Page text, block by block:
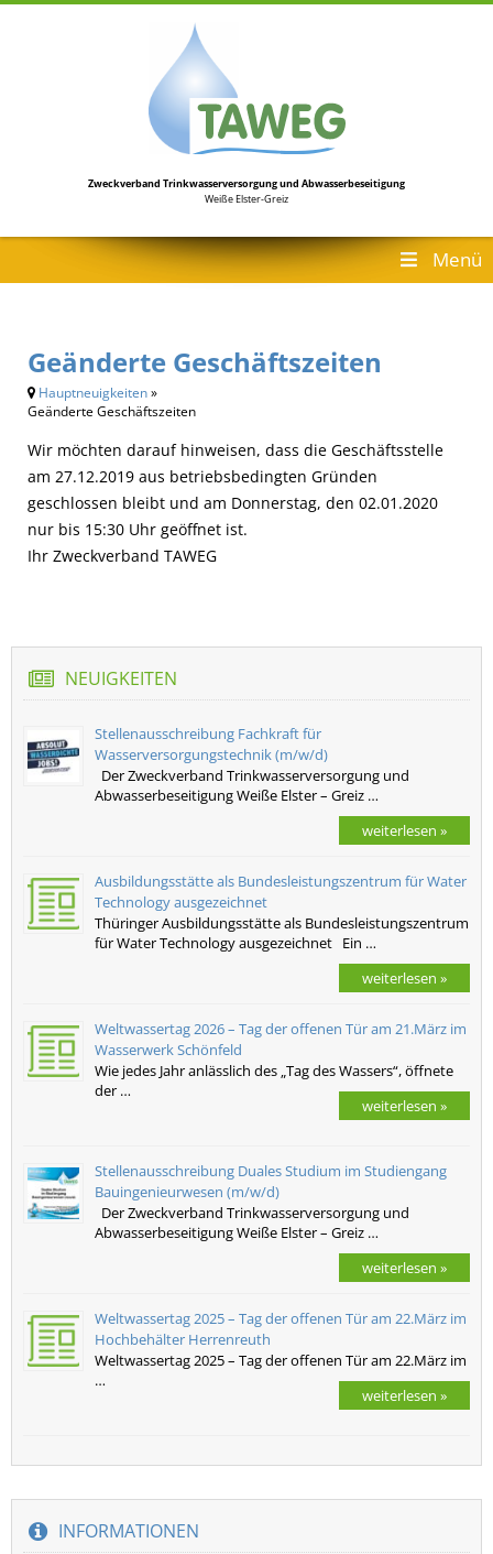
Zweckverband Trinkwasserversorgungund Abwasserbeseitigung
Weiße Elster-Greiz
Menü
Geänderte Geschäftszeiten
Hauptneuigkeiten»
Geänderte Geschäftszeiten
Wir möchten darauf hinweisen, dass die Geschäftsstelle
am 27.12.2019 aus betriebsbedingten Gründen
geschlossen bleibt und am Donnerstag, den 02.01.2020
nur bis 15:30 Uhr geöffnet ist.
Ihr Zweckverband TAWEG
NEUIGKEITEN
Stellenausschreibung Fachkraft für
Wasserversorgungstechnik (m/w/d)
Der Zweckverband Trinkwasserversorgung und
Abwasserbeseitigung Weiße Elster – Greiz …
weiterlesen »
Ausbildungsstätte als Bundesleistungszentrum für Water
Technology ausgezeichnet
Thüringer Ausbildungsstätte als Bundesleistungszentrum
für Water Technology ausgezeichnet Ein …
weiterlesen »
Weltwassertag 2026 – Tag der offenen Tür am 21.März im
Wasserwerk Schönfeld
Wie jedes Jahr anlässlich des „Tag des Wassers“, öffnete
der …
weiterlesen »
Stellenausschreibung Duales Studium im Studiengang
Bauingenieurwesen (m/w/d)
Der Zweckverband Trinkwasserversorgung und
Abwasserbeseitigung Weiße Elster – Greiz …
weiterlesen »
Weltwassertag 2025 – Tag der offenen Tür am 22.März im
Hochbehälter Herrenreuth
Weltwassertag 2025 – Tag der offenen Tür am 22.März im
…
weiterlesen »
INFORMATIONEN